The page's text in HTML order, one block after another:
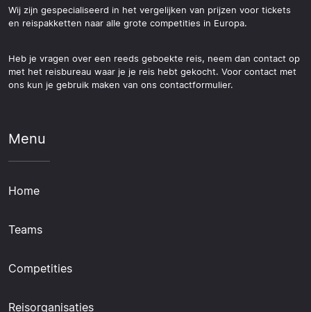
Wij zijn gespecialiseerd in het vergelijken van prijzen voor tickets
en reispakketten naar alle grote competities in Europa.
Heb je vragen over een reeds geboekte reis, neem dan contact op
met het reisbureau waar je je reis hebt gekocht. Voor contact met
ons kun je gebruik maken van ons contactformulier.
Menu
Home
Teams
Competities
Reisorganisaties